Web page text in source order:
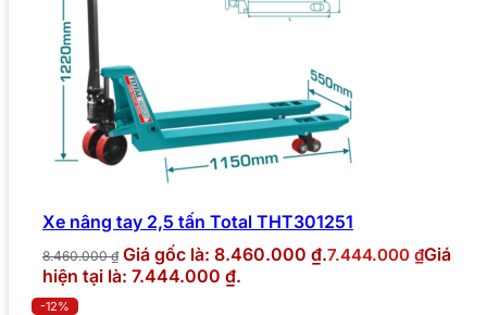
Xe nâng tay 2,5 tấn Total THT301251
8.460.000₫ Giá gốc là: 8.460.000 ₫.7.444.000 ₫Giá
hiện tại là: 7.444.000 ₫.
-12%